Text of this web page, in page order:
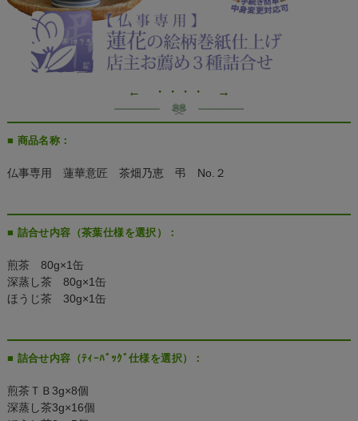
← ・・・・ →
■ 商品名称：
仏事専用 蓮華意匠 茶畑乃恵 弔 No.２
■ 詰合せ内容（茶葉仕様を選択）：
煎茶 80g×1缶
深蒸し茶 80g×1缶
ほうじ茶 30g×1缶
■ 詰合せ内容（ﾃｨｰﾊﾞｯｸﾞ仕様を選択）：
煎茶ＴＢ3g×8個
深蒸し茶3g×16個